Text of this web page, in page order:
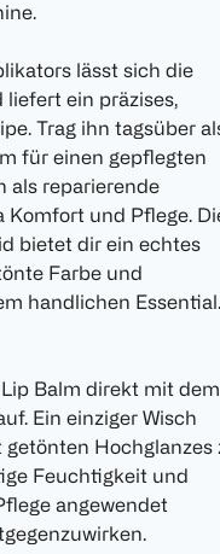
lässt sich die
ein präzises,
Trag ihn tagsüber
für einen gepflegten
als reparierende
und Pflege.
bietet dir ein echtes
Farbe und
handlichen Essential.
Balm direkt mit dem
Ein einziger Wisch
Hochglanzes
Feuchtigkeit und
angewendet